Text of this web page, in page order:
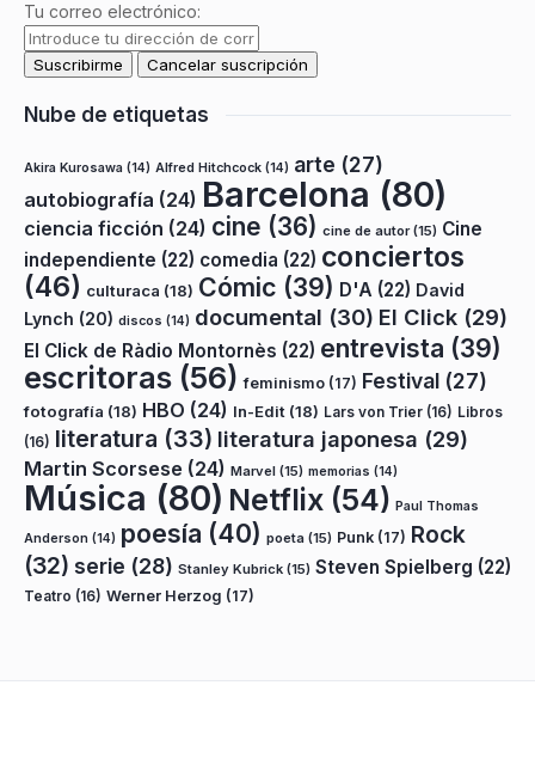
Tu correo electrónico:
Nube de etiquetas
Akira Kurosawa (14) Alfred Hitchcock (14) arte (27)
autobiografía (24) Barcelona (80)
ciencia ficción (24) cine (36) cine de autor(15) Cine
independiente (22) comedia (22) conciertos
(46) culturaca (18) Cómic (39) D'A (22) David
Lynch (20) discos (14) documental (30) El Click (29)
El Click de Ràdio Montornès (22) entrevista (39)
escritoras (56) feminismo (17) Festival (27)
fotografía (18) HBO (24) In-Edit (18) Lars von Trier (16) Libros
(16) literatura (33) literatura japonesa (29)
Martin Scorsese (24) Marvel (15) memorias (14)
Música (80) Netflix (54) Paul Thomas
Anderson (14) poesía (40) poeta (15) Punk (17) Rock
(32) serie (28) Stanley Kubrick (15) Steven Spielberg (22)
Teatro (16) Werner Herzog (17)